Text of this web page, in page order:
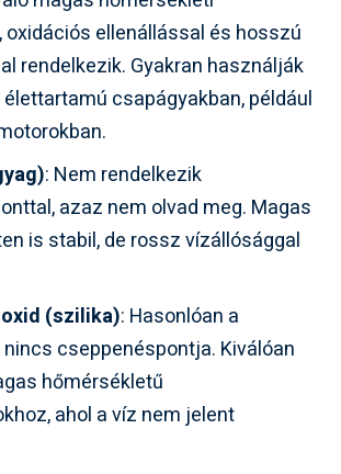
ellenállással és hosszú
rendelkezik. Gyakran használják
csapágyakban, például
: Nem rendelkezik
azaz nem olvad meg. Magas
is stabil, de rossz vízállósággal
(szilika): Hasonlóan a
cseppenéspontja. Kiválóan
hőmérsékletű
ahol a víz nem jelent